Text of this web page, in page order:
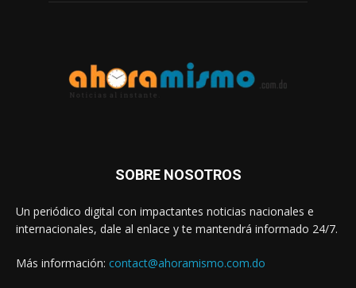
SOBRE NOSOTROS
Un periódico digital con impactantes noticias nacionales e
internacionales, dale al enlace y te mantendrá informado 24/7.
Más información: contact@ahoramismo.com.do